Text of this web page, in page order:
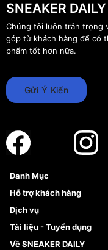
SNEAKER
Chúng tôi luôn trân trọng
góp từ khách hàng để có
phẩm tốt hơn nữa.
Gửi Ý Kiến
Danh Mục
Sneaker
Giày Bóng Rổ
Giày Nike
Giày Adidas
Hỗ trợ khách hàng
FAQs & Help
Về Fundiin
Hướng dẫn thanh toán trả
Dịch vụ
Tạp chí
Dịch vụ ký gửi
Tài liệu - Tuyển dụng
Đăng ký bản quyền
Về SNEAKER DAILY